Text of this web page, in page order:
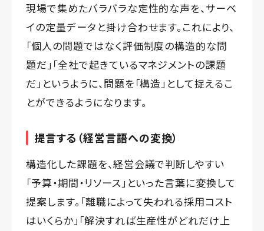
現場で集めたバラバラな定性的な声を、サーベ
イの定量データと掛け合わせます。これにより、
「個人の問題ではなく評価制度の構造的な問
題だ」「全社で起きているマネジメントの課題
だ」というように、問題を「構造」として捉えるこ
とができるようになります。
提言する（経営言語への変換）
構造化した課題を、経営会議で判断しやすい
「予算・期間・リソース」といった言葉に変換して
提案します。「離職によって失われる採用コスト
はいくらか」「解決すれば生産性がどれだけ上